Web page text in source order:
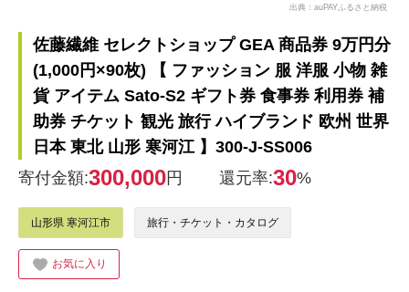
出典：auPAYふるさと納税
佐藤繊維 セレクトショップ GEA 商品券 9万円分
(1,000円×90枚) 【 ファッション 服 洋服 小物 雑
貨 アイテム Sato-S2 ギフト券 食事券 利用券 補
助券 チケット 観光 旅行 ハイブランド 欧州 世界
日本 東北 山形 寒河江 】300-J-SS006
寄付金額:300,000円 還元率:30%
山形県 寒河江市 旅行・チケット・カタログ
お気に入り